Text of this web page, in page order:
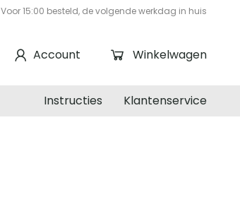
Voor 15:00 besteld, de volgende werkdag in huis
Winkelwagen
Account
Klantenservice
Instructies